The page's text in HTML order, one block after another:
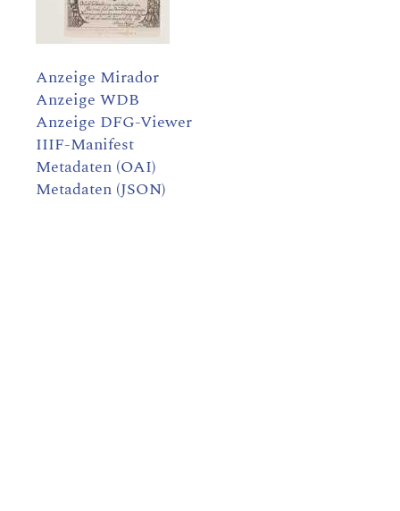
Anzeige Mirador
Anzeige WDB
Anzeige DFG-Viewer
IIIF-Manifest
Metadaten (OAI)
Metadaten (JSON)